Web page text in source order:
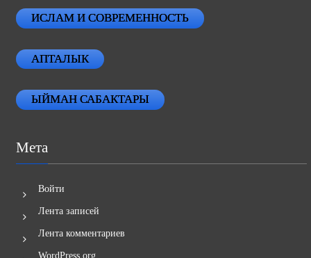
ИСЛАМ И СОВРЕМЕННОСТЬ
АПТАЛЫК
ЫЙМАН САБАКТАРЫ
Мета
Войти
Лента записей
Лента комментариев
WordPress.org